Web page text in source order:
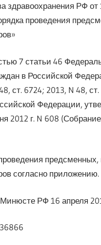
здравоохранения РФ от
проведения
7 статьи 46
в Российской
ст. 6724; 2013, N 48,
Федерации,
2012 г. N 608
согласно приложению.
РФ 16 апреля